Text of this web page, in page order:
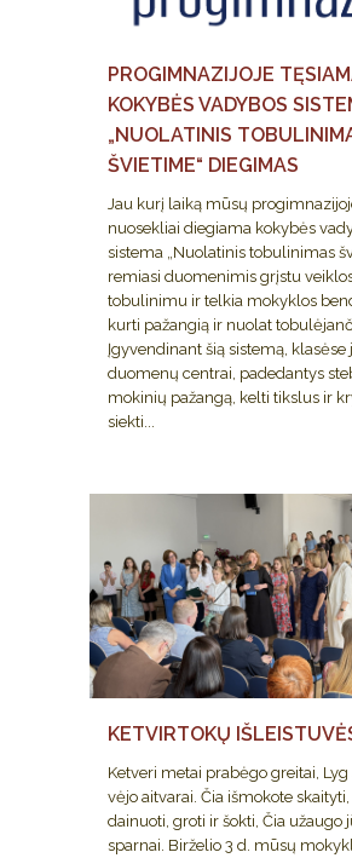
PROGIMNAZIJOJE
KOKYBĖS VADYBOS
„NUOLATINIS
ŠVIETIME“ DIEGIMAS
Jau kurį laiką mūsų
nuosekliai diegiama kokybės
sistema „Nuolatinis tobulinimas
remiasi duomenimis grįstu
tobulinimu ir telkia mokyklos
kurti pažangią ir nuolat
Įgyvendinant šią sistemą, klasėse
duomenų centrai, padedantys
mokinių pažangą, kelti tikslus ir
siekti...
KETVIRTOKŲ
Ketveri metai prabėgo greitai, Lyg
vėjo aitvarai. Čia išmokote skaityti,
dainuoti, groti ir šokti, Čia užaugo
sparnai. Birželio 3 d. mūsų